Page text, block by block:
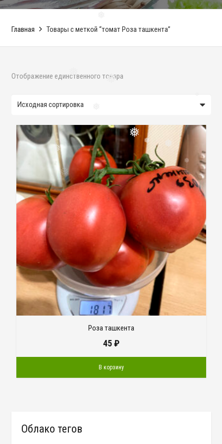
❅
❅
❅
❅
❅
❅
❅
Главная Товары с меткой “томат Роза ташкента”
Отображение единственного товара
Роза ташкента
45₽
В корзину
Облако тегов